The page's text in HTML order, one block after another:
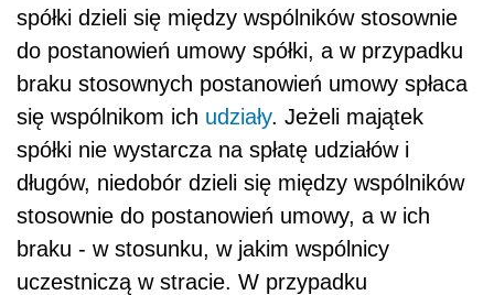
spółki dzieli się między wspólników stosownie
do postanowień umowy spółki, a w przypadku
braku stosownych postanowień umowy spłaca
się wspólnikom ich udziały. Jeżeli majątek
spółki nie wystarcza na spłatę udziałów i
długów, niedobór dzieli się między wspólników
stosownie do postanowień umowy, a w ich
braku - w stosunku, w jakim wspólnicy
uczestniczą w stracie. W przypadku